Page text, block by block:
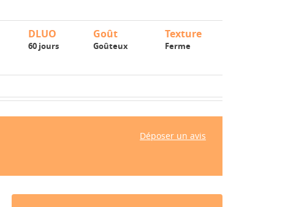
DLUO
60 jours
Goût
Goûteux
Texture
Ferme
Déposer un avis